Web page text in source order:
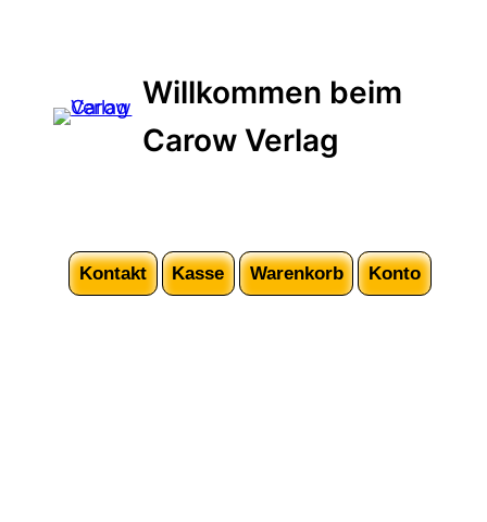
Willkommen beim
Carow Verlag
Kontakt Kasse Warenkorb Konto